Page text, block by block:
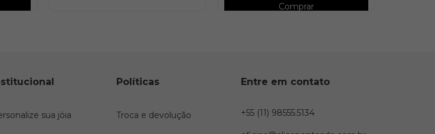
Comprar
sua jóia
Políticas
Troca e devolução
Entre em contato
+55 (11) 98555.5134